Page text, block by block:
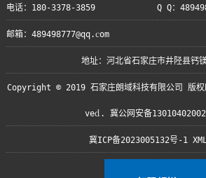
电话：180-3378-3859 Q Q：
邮箱：489498777@qq.com
地址：河北省石家庄市井陉县钙
Copyright © 2019 石家庄朗域科技有限公司
ved. 冀公网安备
冀ICP备2023005132号-1